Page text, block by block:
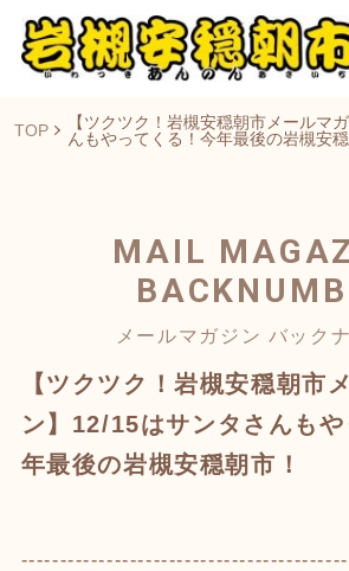
TOP
【ツクツク！岩槻安穏朝市メールマ
んもやってくる！今年最後の岩槻安穏
MAIL
メールマガジン バック
【ツクツク！岩槻安穏朝市
ン】12/15はサンタさんも
年最後の岩槻安穏朝市！